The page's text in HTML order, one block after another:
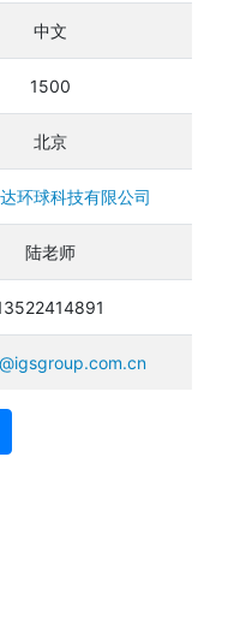
中文
1500
北京
环球科技有限公司
陆老师